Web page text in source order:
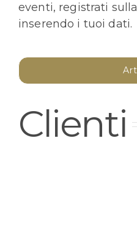
eventi, registrati
inserendo i tuoi dati.
Clienti